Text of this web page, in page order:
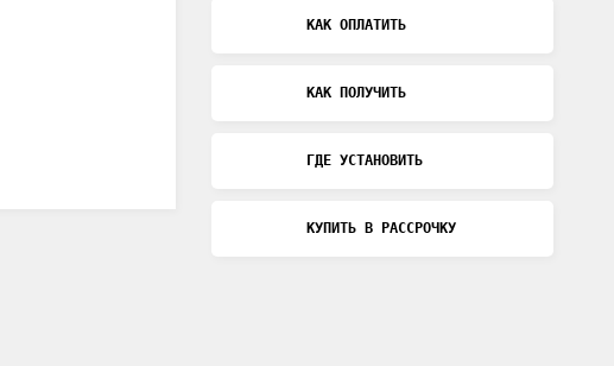
КАК ОПЛАТИТЬ
КАК ПОЛУЧИТЬ
ГДЕ УСТАНОВИТЬ
КУПИТЬ В РАССРОЧКУ